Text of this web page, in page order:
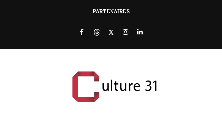
PARTENAIRES